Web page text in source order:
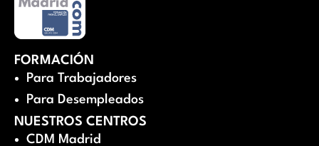
FORMACIÓN
Para Trabajadores
Para Desempleados
NUESTROS CENTROS
CDM Madrid